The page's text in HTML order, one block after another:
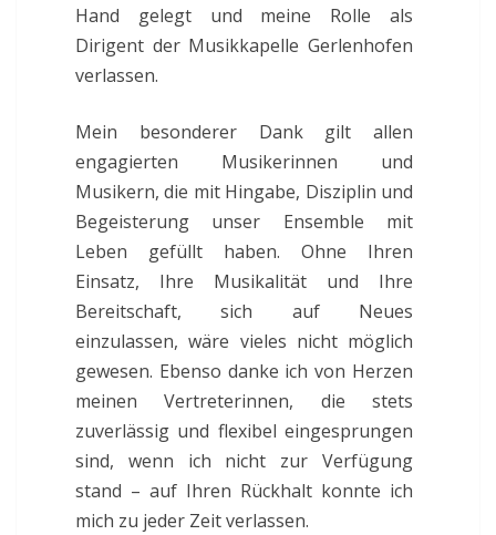
Hand gelegt und meine Rolle als
Dirigent der Musikkapelle Gerlenhofen
verlassen.
Mein besonderer Dank gilt allen
engagierten Musikerinnen und
Musikern, die mit Hingabe, Disziplin und
Begeisterung unser Ensemble mit
Leben gefüllt haben. Ohne Ihren
Einsatz, Ihre Musikalität und Ihre
Bereitschaft, sich auf Neues
einzulassen, wäre vieles nicht möglich
gewesen. Ebenso danke ich von Herzen
meinen Vertreterinnen, die stets
zuverlässig und flexibel eingesprungen
sind, wenn ich nicht zur Verfügung
stand – auf Ihren Rückhalt konnte ich
mich zu jeder Zeit verlassen.